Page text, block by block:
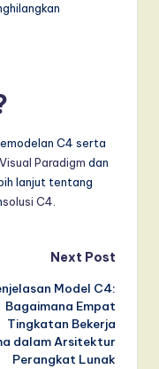
C4 serta
Paradigm dan
lanjut tentang
solusi C4.
Next Post
Model C4:
Bagaimana Empat
Tingkatan Bekerja
dalam Arsitektur
Perangkat Lunak